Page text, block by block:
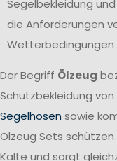
Segelbekleidung
die Anforderungen
Der Begriff Ölzeug
Schutzbekleidung
Segelhosen sowie
Ölzeug Sets schützen
Kälte und sorgt